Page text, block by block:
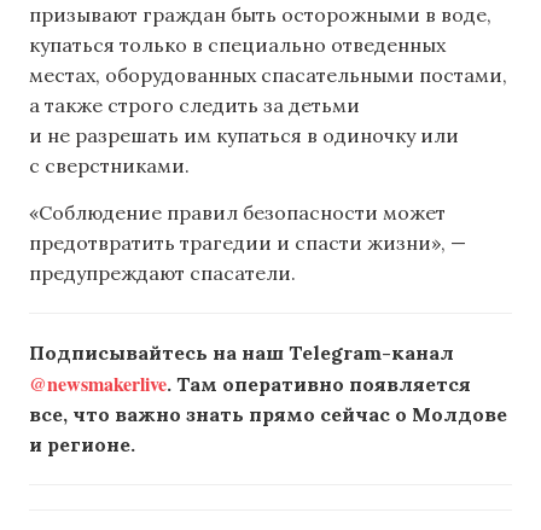
призывают граждан быть осторожными в воде,
купаться только в специально отведенных
местах, оборудованных спасательными постами,
а также строго следить за детьми
и не разрешать им купаться в одиночку или
с сверстниками.
«Соблюдение правил безопасности может
предотвратить трагедии и спасти жизни», —
предупреждают спасатели.
Подписывайтесь на наш Telegram-канал
@newsmakerlive. Там оперативно появляется
все, что важно знать прямо сейчас о Молдове
и регионе.